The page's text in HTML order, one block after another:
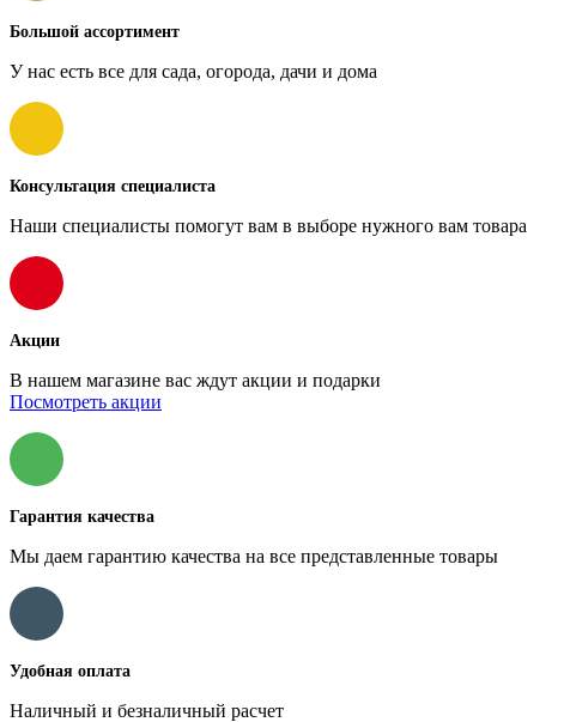
Большой ассортимент
У нас есть все для сада, огорода, дачи и дома
Консультация специалиста
Наши специалисты помогут вам в выборе нужного вам товара
Акции
В нашем магазине вас ждут акции и подарки
Посмотреть акции
Гарантия качества
Мы даем гарантию качества на все представленные товары
Удобная оплата
Наличный и безналичный расчет